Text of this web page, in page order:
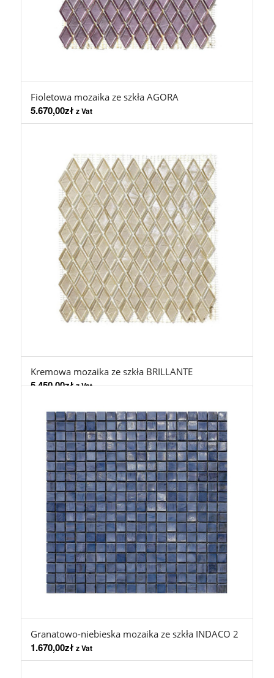
Fioletowa mozaika ze szkła AGORA
5.670,00zł z Vat
Kremowa mozaika ze szkła BRILLANTE
5.450,00zł z Vat
Granatowo-niebieska mozaika ze szkła INDACO 2
1.670,00zł z Vat